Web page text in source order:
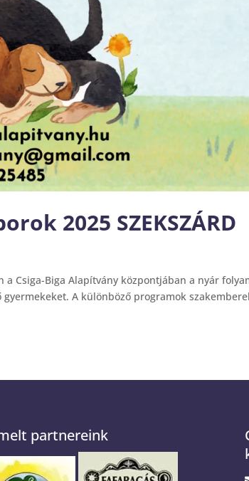
2025 SZEKSZÁRD
a Csiga-Biga Alapítvány központjában a nyár
A különböző programok
partnereink